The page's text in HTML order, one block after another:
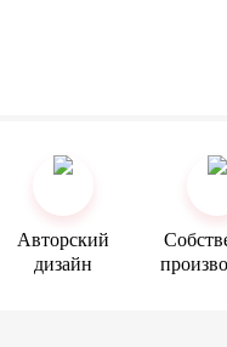
Авторский
дизайн